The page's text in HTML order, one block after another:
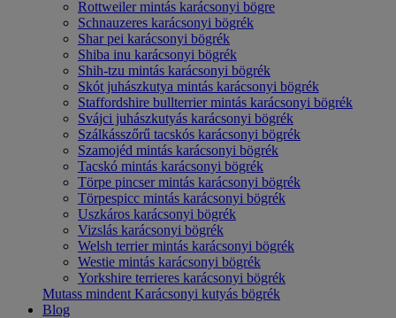
Rottweiler mintás karácsonyi bögre
Schnauzeres karácsonyi bögrék
Shar pei karácsonyi bögrék
Shiba inu karácsonyi bögrék
Shih-tzu mintás karácsonyi bögrék
Skót juhászkutya mintás karácsonyi bögrék
Staffordshire bullterrier mintás karácsonyi bögrék
Svájci juhászkutyás karácsonyi bögrék
Szálkásszőrű tacskós karácsonyi bögrék
Szamojéd mintás karácsonyi bögrék
Tacskó mintás karácsonyi bögrék
Törpe pincser mintás karácsonyi bögrék
Törpespicc mintás karácsonyi bögrék
Uszkáros karácsonyi bögrék
Vizslás karácsonyi bögrék
Welsh terrier mintás karácsonyi bögrék
Westie mintás karácsonyi bögrék
Yorkshire terrieres karácsonyi bögrék
Mutass mindent Karácsonyi kutyás bögrék
Blog